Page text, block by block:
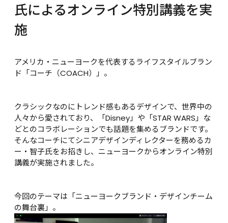
氏によるオンライン特別講義を実
施
アメリカ・ニューヨークを代表するライフスタイルブラン
ド「コーチ（COACH）」。
クラシックなのにトレンド感もあるデザインで、世界中の
人々から愛されており、「Disney」や「STAR WARS」な
どとのコラボレーションでも話題を集めるブランドです。
そんなコーチにてシニアデザインディレクターを務めるカ
ー・智子氏をお招きし、ニューヨークからオンライン特別
講義が実施されました。
今回のテーマは「ニューヨークブランド・デザインチーム
の舞台裏」。